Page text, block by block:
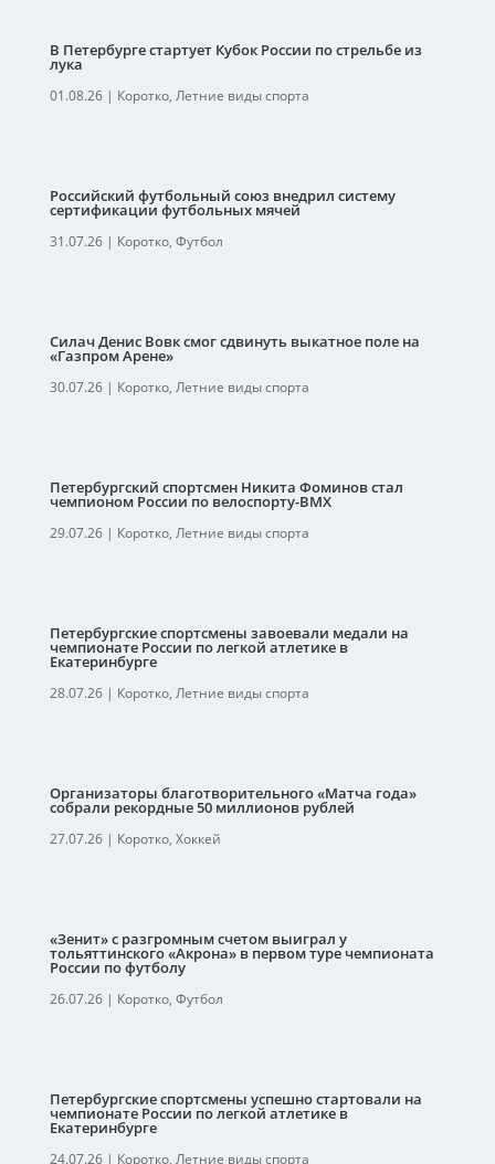
В Петербурге стартует Кубок России по стрельбе из
лука
01.08.26| Коротко, Летние виды спорта
Российский футбольный союз внедрил систему
сертификации футбольных мячей
31.07.26| Коротко, Футбол
Силач Денис Вовк смог сдвинуть выкатное поле на
«Газпром Арене»
30.07.26| Коротко, Летние виды спорта
Петербургский спортсмен Никита Фоминов стал
чемпионом России по велоспорту-ВМХ
29.07.26| Коротко, Летние виды спорта
Петербургские спортсмены завоевали медали на
чемпионате России по легкой атлетике в
Екатеринбурге
28.07.26| Коротко, Летние виды спорта
Организаторы благотворительного «Матча года»
собрали рекордные 50 миллионов рублей
27.07.26| Коротко, Хоккей
«Зенит» с разгромным счетом выиграл у
тольяттинского «Акрона» в первом туре чемпионата
России по футболу
26.07.26| Коротко, Футбол
Петербургские спортсмены успешно стартовали на
чемпионате России по легкой атлетике в
Екатеринбурге
24.07.26| Коротко, Летние виды спорта